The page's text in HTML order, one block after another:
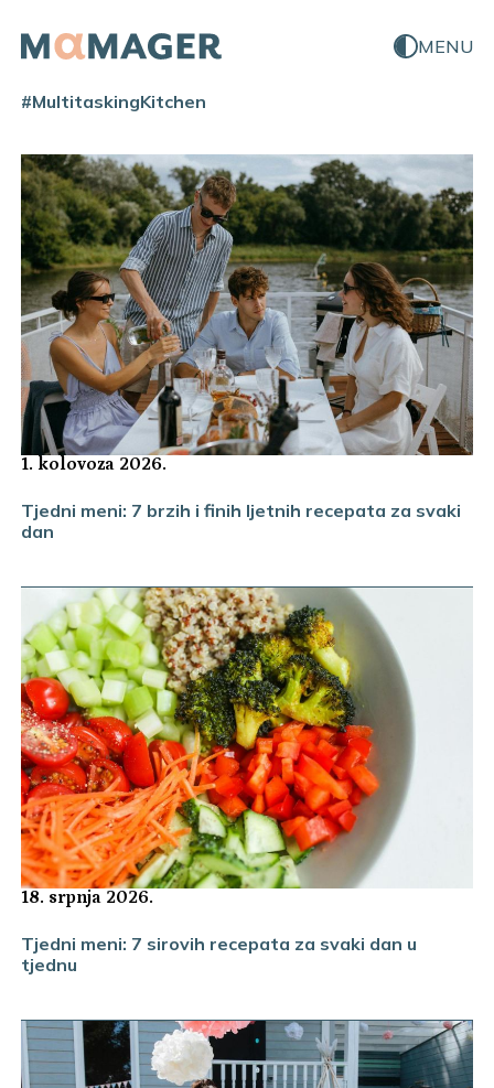
MENU
#MultitaskingKitchen
1. kolovoza 2026.
Tjedni meni: 7 brzih i finih ljetnih recepata za svaki
dan
18. srpnja 2026.
Tjedni meni: 7 sirovih recepata za svaki dan u
tjednu